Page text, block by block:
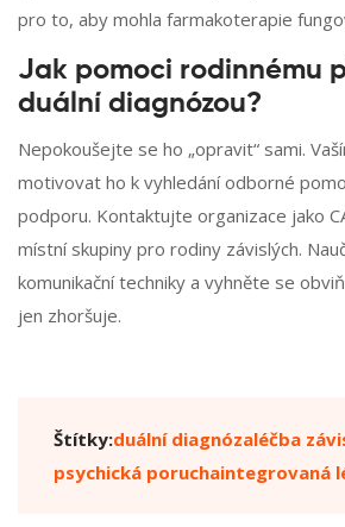
pro to, aby mohla farmakoterapie
Jak pomoci rodinnému
duální diagnózou?
Nepokoušejte se ho „opravit“ sami.
motivovat ho k vyhledání odborné
podporu. Kontaktujte organizace jako
místní skupiny pro rodiny závislých.
komunikační techniky a vyhněte se
jen zhoršuje.
Štítky:duální diagnózaléčba
psychická poruchaintegrovaná